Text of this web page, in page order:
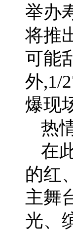
举办
将推
可能
外,1/
爆现
热
在
的红
主舞
光、